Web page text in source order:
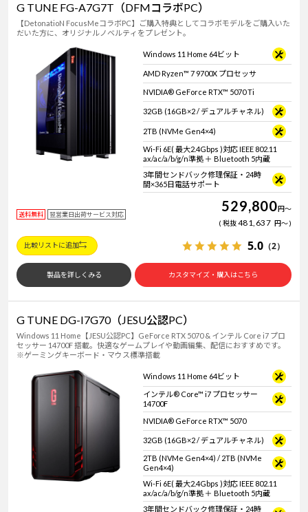
G TUNE FG-A7G7T（DFMコラボPC）
【DetonatioN FocusMeコラボPC】ご購入特典としてコラボモデルをご購入いた
だいた方に、オリジナルノベルティをプレゼント。
Windows 11 Home 64ビット
AMD Ryzen™ 7 9700X プロセッサ
NVIDIA® GeForce RTX™ 5070 Ti
32GB (16GB×2 / デュアルチャネル)
2TB (NVMe Gen4×4)
Wi-Fi 6E( 最大2.4Gbps )対応 IEEE 802.11
ax/ac/a/b/g/n準拠 ＋ Bluetooth 5内蔵
3年間センドバック修理保証・24時
間×365日電話サポート
送料無料 翌営業日出荷サービス対応 529,800円～
税抜481,637 円～
比較リストに追加 5.0 （2）
製品を詳しくみる カスタマイズ・購入はこちら
G TUNE DG-I7G70（JESU公認PC）
Windows 11 Home【JESU公認PC】GeForce RTX 5070 & インテル Core i7 プロ
セッサー 14700F 搭載。快適なゲームプレイや動画編集、配信におすすめです。
※ゲーミングキーボード・マウス標準搭載
Windows 11 Home 64ビット
インテル® Core™ i7 プロセッサー
14700F
NVIDIA® GeForce RTX™ 5070
32GB (16GB×2 / デュアルチャネル)
2TB (NVMe Gen4×4) / 2TB (NVMe
Gen4×4)
Wi-Fi 6E( 最大2.4Gbps )対応 IEEE 802.11
ax/ac/a/b/g/n準拠 ＋ Bluetooth 5内蔵
3年間センドバック修理保証・24時